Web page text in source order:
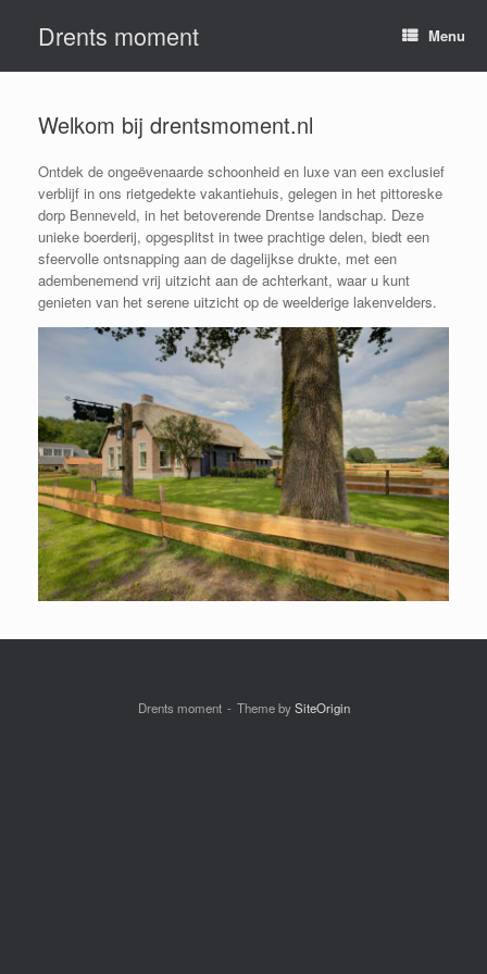
inhoud
Drents moment Menu
Welkom bij drentsmoment.nl
Ontdek de ongeëvenaarde schoonheid en luxe van een exclusief
verblijf in ons rietgedekte vakantiehuis, gelegen in het pittoreske
dorp Benneveld, in het betoverende Drentse landschap. Deze
unieke boerderij, opgesplitst in twee prachtige delen, biedt een
sfeervolle ontsnapping aan de dagelijkse drukte, met een
adembenemend vrij uitzicht aan de achterkant, waar u kunt
genieten van het serene uitzicht op de weelderige lakenvelders.
Drents moment Theme bySiteOrigin